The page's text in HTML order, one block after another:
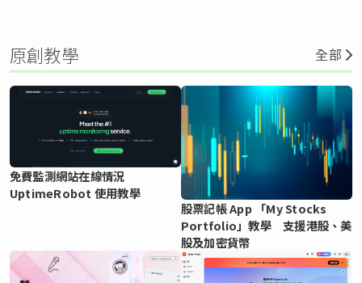
原創教學 全部
免費監測網站在線情況
UptimeRobot 使用教學
股票記帳 App 「My Stocks
Portfolio」教學 支援港股、美
股及加密貨幣